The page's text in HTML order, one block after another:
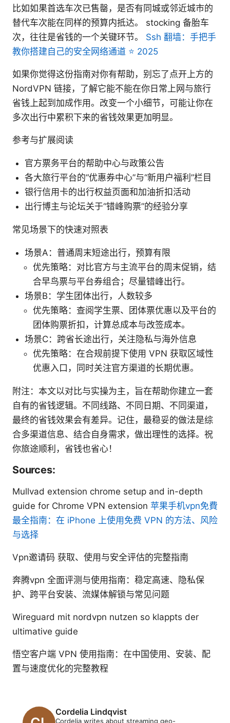
比如如果首选车次已售罄，是否有同城或邻近城市的
替代车次能在同样的预算内抵达。 stocking 备胎车
次，往往是省钱的一个关键环节。 Ssh 翻墙：手把手
教你搭建自己的安全网络通道 ⭐ 2025
如果你觉得这份指南对你有帮助，别忘了点开上方的
NordVPN 链接，了解它能不能在你日常上网与旅行
省钱上起到加成作用。改变一个小细节，可能让你在
多次出行中累积下来的省钱效果更加明显。
参考与扩展阅读
官方票务平台的帮助中心与政策公告
各大旅行平台的“优惠券中心”与“新用户福利”栏目
银行信用卡的出行权益页面和加油折扣活动
出行博主与论坛关于“错峰购票”的经验分享
常见场景下的快速对照表
场景A：普通周末短途出行，预算有限
优先策略：对比官方与主流平台的周末促销，结
合早鸟票与平台券组合；尽量错峰出行。
场景B：学生团体出行，人数较多
优先策略：查阅学生票、团体票优惠以及平台的
团体购票折扣，计算总成本与改签成本。
场景C：跨省长途出行，关注隐私与海外信息
优先策略：在合规前提下使用 VPN 获取区域性
优惠入口，同时关注官方渠道的长期优惠。
附注：本文以对比与实操为主，旨在帮助你建立一套
自有的省钱逻辑。不同线路、不同日期、不同渠道，
最终的省钱效果会有差异。记住，最稳妥的做法是综
合多渠道信息、结合自身需求，做出理性的选择。祝
你旅途顺利，省钱也省心！
Sources:
Mullvad extension chrome setup and in-depth
guide for Chrome VPN extension 苹果手机vpn免費
最全指南：在 iPhone 上使用免费 VPN 的方法、风险
与选择
Vpn邀请码 获取、使用与安全评估的完整指南
奔腾vpn 全面评测与使用指南：稳定高速、隐私保
护、跨平台安装、流媒体解锁与常见问题
Wireguard mit nordvpn nutzen so klappts der
ultimative guide
悟空客户端 VPN 使用指南：在中国使用、安装、配
置与速度优化的完整教程
Cordelia Lindqvist
Cordelia writes about streaming geo-